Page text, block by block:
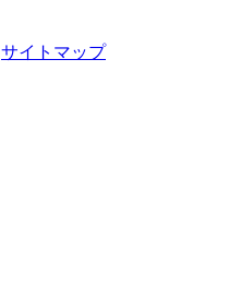
サイトマップ